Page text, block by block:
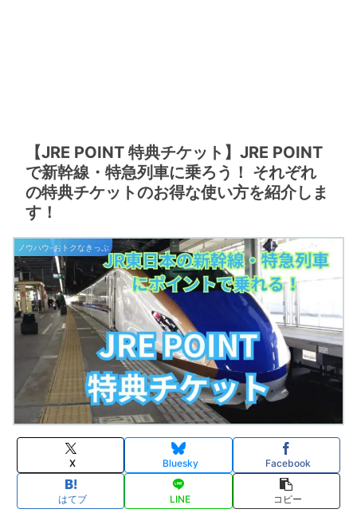
【JRE POINT 特典チケット】JRE POINT
で新幹線・特急列車に乗ろう！ それぞれ
の特典チケットのお得な使い方を紹介しま
す！
ノウハウ-おトクなきっぷ
X Bluesky Facebook
はてブ LINE コピー